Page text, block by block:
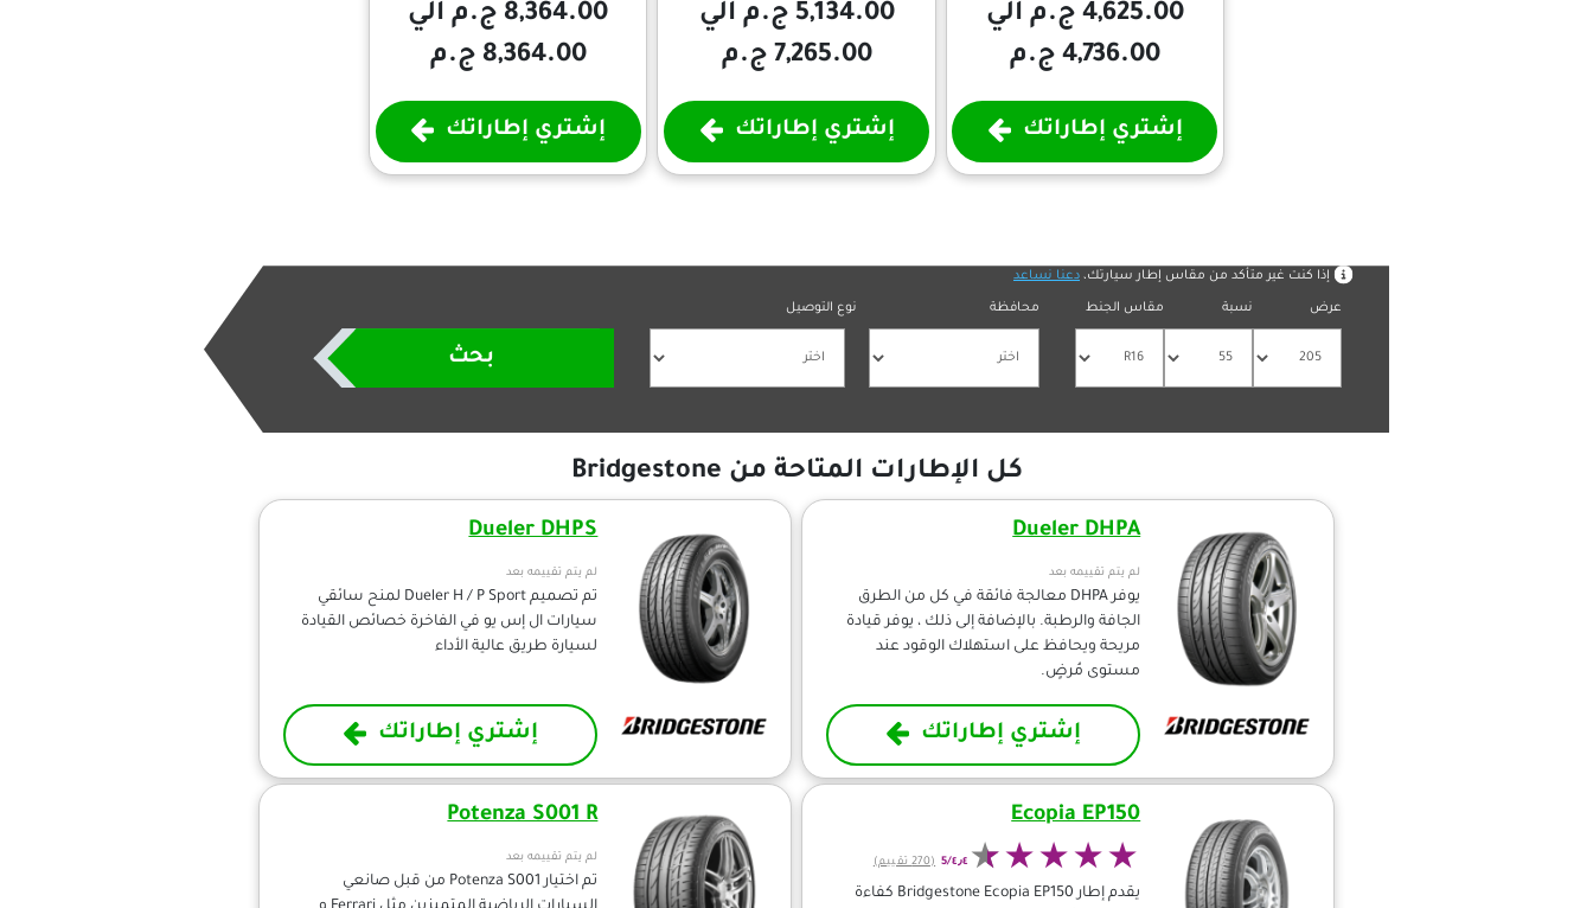
4,625.00 ج.م الي
4,736.00 ج.م
إشتري إطاراتك
5,134.00 ج.م الي
7,265.00 ج.م
إشتري إطاراتك
8,364.00 ج.م الي
8,364.00 ج.م
إشتري إطاراتك
إذا كنت غير متأكد من مقاس إطار سيارتك، دعنا نساعد
عرض نسبة مقاس الجنط محافظة نوع التوصيل
بحث
كل الإطارات المتاحة من Bridgestone
Dueler DHPA
لم يتم تقييمه بعد
يوفر DHPA معالجة فائقة في كل من الطرق
الجافة والرطبة. بالإضافة إلى ذلك ، يوفر قيادة
مريحة ويحافظ على استهلاك الوقود عند
مستوى مُرضٍ.
إشتري إطاراتك
Dueler DHPS
لم يتم تقييمه بعد
تم تصميم Dueler H / P Sport لمنح سائقي
سيارات ال إس يو في الفاخرة خصائص القيادة
لسيارة طريق عالية الأداء
إشتري إطاراتك
Ecopia EP150
٤٫٤/5 (270 تقييم)
يقدم إطار Bridgestone Ecopia EP150 كفاءة
Potenza S001 R
لم يتم تقييمه بعد
تم اختيار Potenza S001 من قبل صانعي